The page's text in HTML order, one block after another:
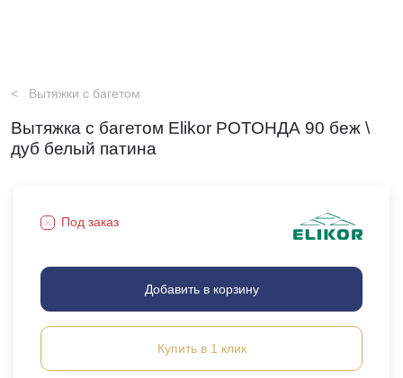
Вытяжки с багетом
Вытяжка с багетом Elikor РОТОНДА 90 беж \
дуб белый патина
Под заказ
Добавить в корзину
Купить в 1 клик